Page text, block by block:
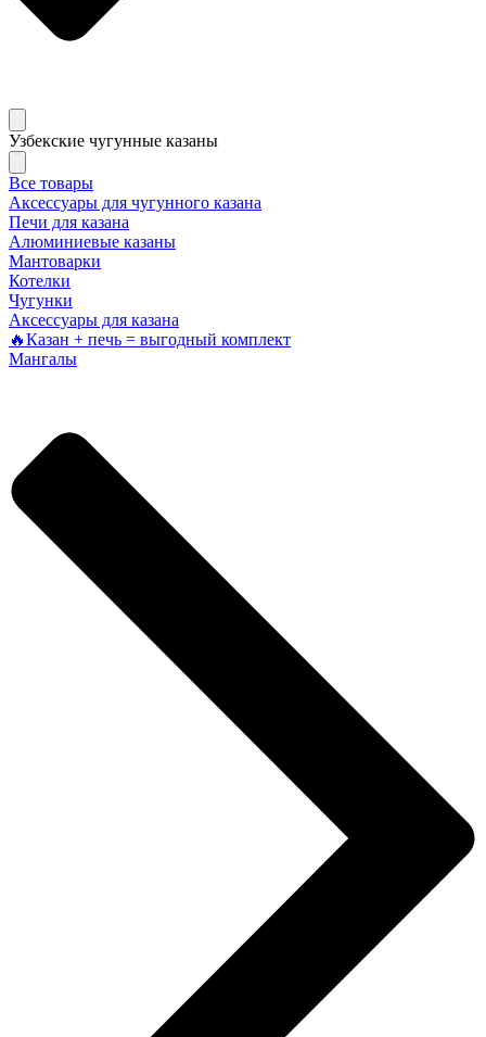
Узбекские чугунные казаны
Все товары
Аксессуары для чугунного казана
Печи для казана
Алюминиевые казаны
Мантоварки
Котелки
Чугунки
Аксессуары для казана
🔥Казан + печь = выгодный комплект
Мангалы